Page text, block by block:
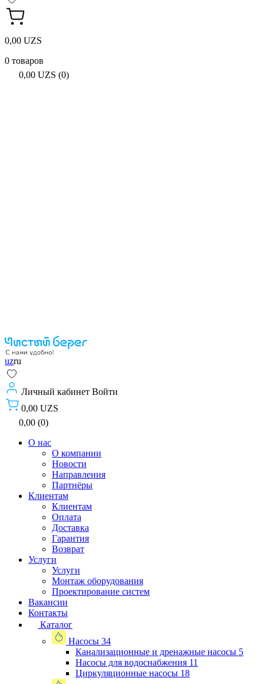
0,00 UZS
0 товаров
0,00 UZS (0)
uzru
Личный кабинет Войти
0,00 UZS
0,00 (0)
О нас
О компании
Новости
Направления
Партнёры
Клиентам
Клиентам
Оплата
Доставка
Гарантия
Возврат
Услуги
Услуги
Монтаж оборудования
Проектирование систем
Вакансии
Контакты
Каталог
Насосы 34
Канализационные и дренажные насосы 5
Насосы для водоснабжения 11
Циркуляционные насосы 18